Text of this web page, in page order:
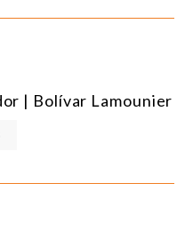
| Bolívar Lamounier